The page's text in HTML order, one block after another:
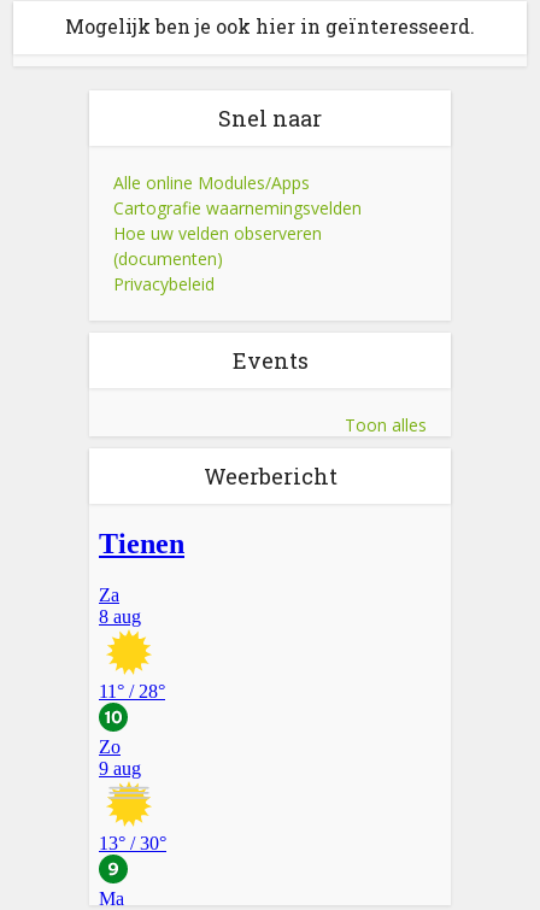
Mogelijk ben je ook hier in geïnteresseerd.
Snel naar
Alle online Modules/Apps
Cartografie waarnemingsvelden
Hoe uw velden observeren
(documenten)
Privacybeleid
Events
Toon alles
Weerbericht